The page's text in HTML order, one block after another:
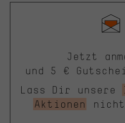
Jetzt
und 5 €
Lass Dir unsere
Aktionen
nicht